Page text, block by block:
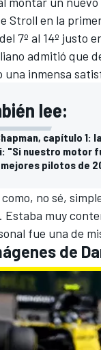
Stroll en la
7º al 14º justo
admitió que
una inmensa
lee:
capítulo 1:
"Si nuestro motor
mejores pilotos de
como, no sé,
Estaba muy
fue una de
de